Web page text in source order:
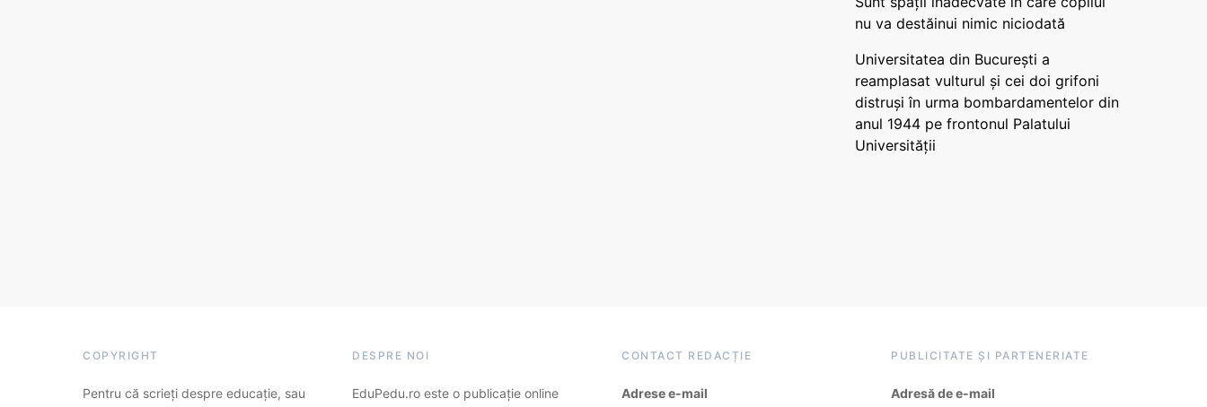
nu va destăinui nimic niciodată
Universitatea din București a
reamplasat vulturul și cei doi grifoni
distruși în urma bombardamentelor din
anul 1944 pe frontonul Palatului
Universității
COPYRIGHT
Pentru că scrieți despre educație, sau
DESPRE NOI
EduPedu.ro este o publicație online
CONTACT REDACȚIE
Adrese e-mail
PUBLICITATE ȘI PARTENERIATE
Adresă de e-mail